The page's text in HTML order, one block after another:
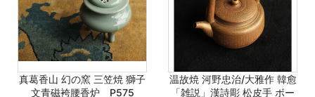
真葛香山 幻の窯 三笠焼 獅子
文青磁袴腰香炉 P575
温故焼 河野忠治/大雅作 韓愈
「雑説」漢詩彫 松皮手 ボー